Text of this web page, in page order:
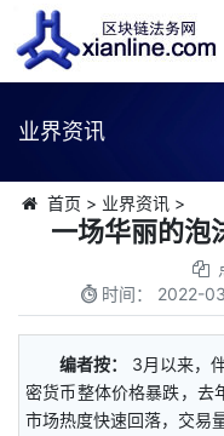
业界资讯
首页 > 业界资讯>
一场华丽的泡
时间： 2022-
编者按：
3月以来，
密货币整体价格暴跌，去
市场热度快速回落，交易